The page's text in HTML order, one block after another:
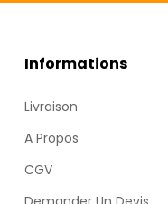
Informations
Livraison
A Propos
CGV